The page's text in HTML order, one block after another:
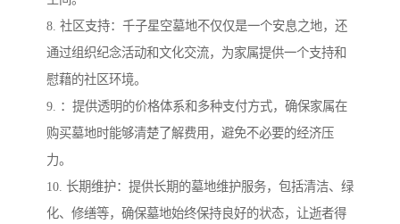
8. 社区支持：千子星空墓地不仅仅是一个安息之地，还
通过组织纪念活动和文化交流，为家属提供一个支持和
慰藉的社区环境。
9. ：提供透明的价格体系和多种支付方式，确保家属在
购买墓地时能够清楚了解费用，避免不必要的经济压
力。
10. 长期维护：提供长期的墓地维护服务，包括清洁、绿
化、修缮等，确保墓地始终保持良好的状态，让逝者得